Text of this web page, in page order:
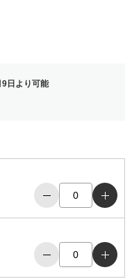
9日より可能
− ＋
− ＋